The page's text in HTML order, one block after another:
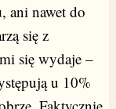
, ani nawet do
się z
się wydaje –
u 10%